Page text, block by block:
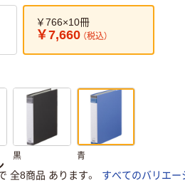
￥766×10冊
￥7,660 （税込）
黒 青
全8商品 あります。
すべてのバリエー